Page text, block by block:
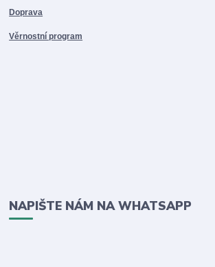
Doprava
Věrnostní program
NAPIŠTE NÁM NA WHATSAPP